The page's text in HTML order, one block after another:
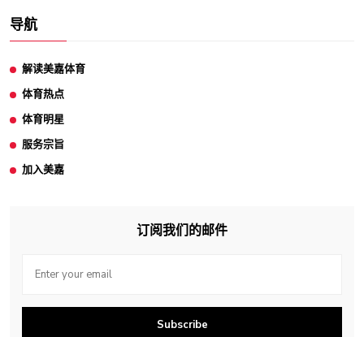
导航
解读美嘉体育
体育热点
体育明星
服务宗旨
加入美嘉
订阅我们的邮件
Subscribe